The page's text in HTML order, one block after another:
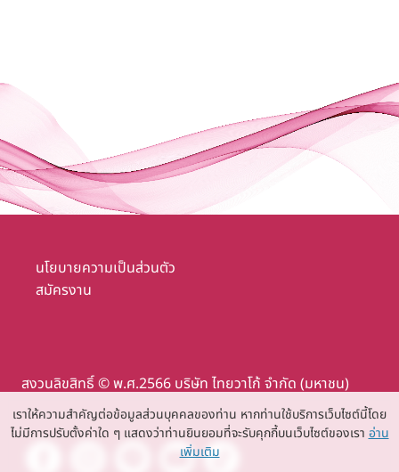
นโยบายความเป็นส่วนตัว
สมัครงาน
สงวนลิขสิทธิ์ © พ.ศ.2566 บริษัท ไทยวาโก้ จำกัด (มหาชน)
เราให้ความสำคัญต่อข้อมูลส่วนบุคคลของท่าน หากท่านใช้บริการเว็บไซต์นี้โดย
ไม่มีการปรับตั้งค่าใด ๆ แสดงว่าท่านยินยอมที่จะรับคุกกี้บนเว็บไซต์ของเรา อ่าน
เพิ่มเติม